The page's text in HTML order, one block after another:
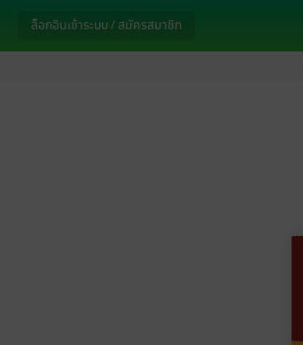
ล็อกอินเข้าระบบ / สมัครสมาชิก